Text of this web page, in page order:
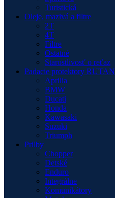
Turistická
Oleje, mazivá a filtre
2T
4T
Filtre
Ostatné
Starostlivosť o reťaz
Padacie protektory RUTAN
Aprilia
BMW
Ducati
Honda
Kawasaki
Suzuki
Triumph
Prilby
Chopper
Detské
Enduro
Integrálne
Komunikátory